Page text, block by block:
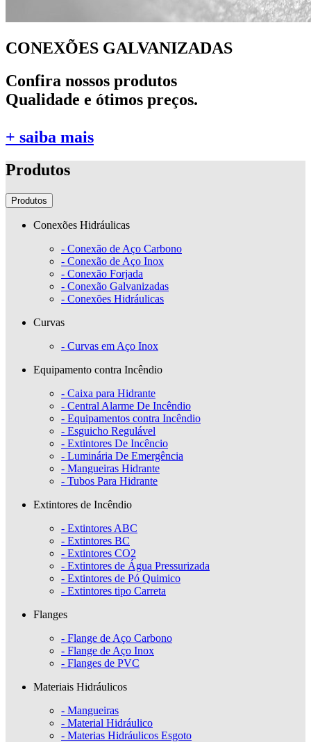
CONEXÕES GALVANIZADAS
Confira nossos produtos
Qualidade e ótimos preços.
+ saiba mais
Produtos
Produtos
Conexões Hidráulicas
- Conexão de Aço Carbono
- Conexão de Aço Inox
- Conexão Forjada
- Conexão Galvanizadas
- Conexões Hidráulicas
Curvas
- Curvas em Aço Inox
Equipamento contra Incêndio
- Caixa para Hidrante
- Central Alarme De Incêndio
- Equipamentos contra Incêndio
- Esguicho Regulável
- Extintores De Incêncio
- Luminária De Emergência
- Mangueiras Hidrante
- Tubos Para Hidrante
Extintores de Incêndio
- Extintores ABC
- Extintores BC
- Extintores CO2
- Extintores de Água Pressurizada
- Extintores de Pó Quimico
- Extintores tipo Carreta
Flanges
- Flange de Aço Carbono
- Flange de Aço Inox
- Flanges de PVC
Materiais Hidráulicos
- Mangueiras
- Material Hidráulico
- Materias Hidráulicos Esgoto